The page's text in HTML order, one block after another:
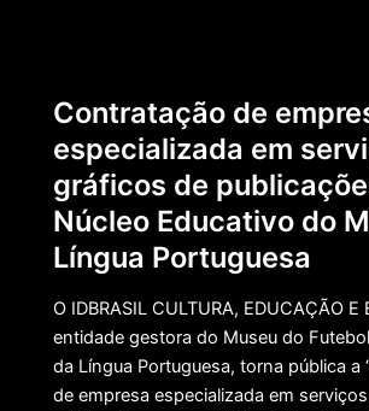
Contratação de
especializada em
gráficos de
Núcleo Educativo do
Língua Portuguesa
O IDBRASIL CULTURA, EDUCAÇÃO E
entidade gestora do Museu do
da Língua Portuguesa, torna pública a
de empresa especializada em